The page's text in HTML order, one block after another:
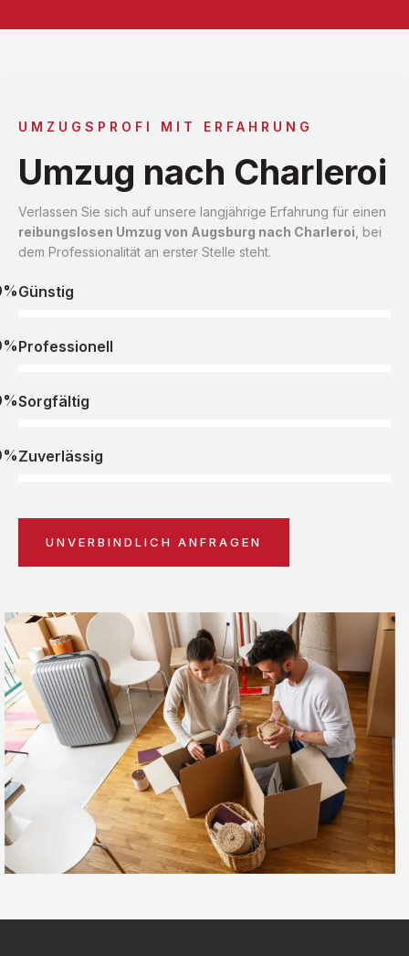
UMZUGSPROFI MIT ERFAHRUNG
Umzug nach Charleroi
Verlassen Sie sich auf unsere langjährige Erfahrung für einen
reibungslosen Umzug von Augsburg nach Charleroi , bei
dem Professionalität an erster Stelle steht.
Günstig
Professionell
Sorgfältig
Zuverlässig
UNVERBINDLICH ANFRAGEN